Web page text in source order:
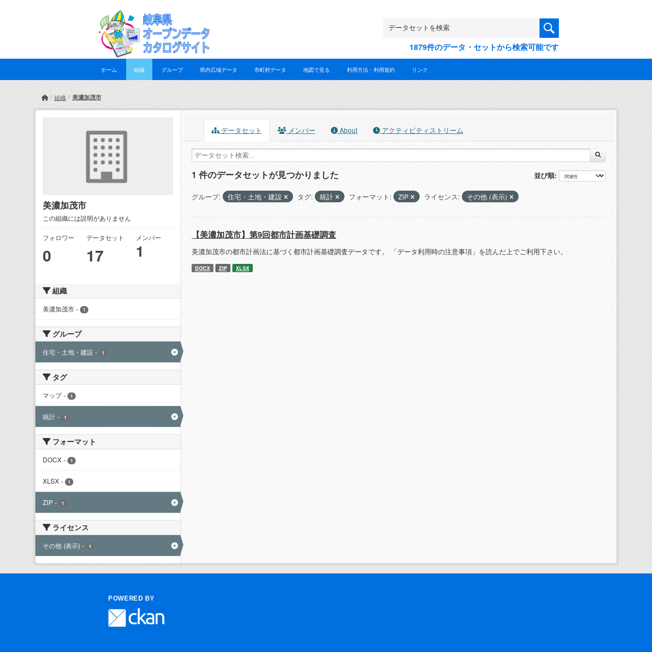
1879件のデータ・セットから検索可能です
ホーム 組織 グループ 県内広域データ 市町村データ 地図で見る 利用方法・利用規約 リンク
組織 美濃加茂市
美濃加茂市
この組織には説明がありません
フォロワー
0
データセット
17
メンバー
1
組織
美濃加茂市 - 1
グループ
住宅・土地・建設 - 1
タグ
マップ - 1
統計 - 1
フォーマット
DOCX - 1
XLSX - 1
ZIP - 1
ライセンス
その他 (表示) - 1
データセット メンバー About アクティビティストリーム
並び順
1 件のデータセットが見つかりました
グループ: 住宅・土地・建設 タグ: 統計 フォーマット: ZIP ライセンス: その他 (表示)
【美濃加茂市】第9回都市計画基礎調査
美濃加茂市の都市計画法に基づく都市計画基礎調査データです。 「データ利用時の注意事項」を読んだ上でご利用下さい。
DOCX ZIP XLSX
POWERED BY